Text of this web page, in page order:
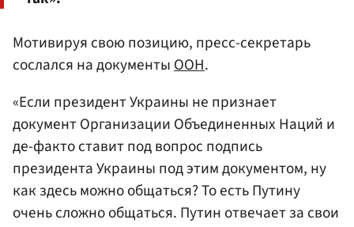
Мотивируя свою позицию, пресс-секретарь
сослался на документыООН.
«Если президент Украины не признает
документ Организации Объединенных Наций и
де-факто ставит под вопрос подпись
президента Украины под этим документом, ну
как здесь можно общаться? То есть Путину
очень сложно общаться. Путин отвечает за свои